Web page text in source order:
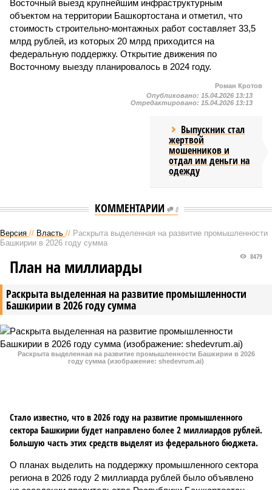
Восточный выезд крупнейшим инфраструктурным
объектом на территории Башкортостана и отметил, что
стоимость строительно-монтажных работ составляет 33,5
млрд рублей, из которых 20 млрд приходится на
федеральную поддержку. Открытие движения по
Восточному выезду планировалось в 2024 году.
Роман Кротов
Опубликовано: 15.04.2026 13:13
Отредактировано: 15.04.2026 13:13
Выпускник стал
жертвой
мошенников и
отдал им деньги на
одежду
КОММЕНТАРИИ 0
Версия // Власть // Раскрыта выделенная на развитие промышленности
Башкирии в 2026 году сумма
Раскрыта выделенная на развитие промышленности
Башкирии в 2026 году сумма
8479
План на миллиарды
Раскрыта выделенная на развитие промышленности Башкирии в 2026
году сумма (изображение: shedevrum.ai)
Стало известно, что в 2026 году на развитие промышленного
сектора Башкирии будет направлено более 2 миллиардов рублей.
Большую часть этих средств выделят из федерального бюджета.
О планах выделить на поддержку промышленного сектора
региона в 2026 году 2 миллиарда рублей было объявлено